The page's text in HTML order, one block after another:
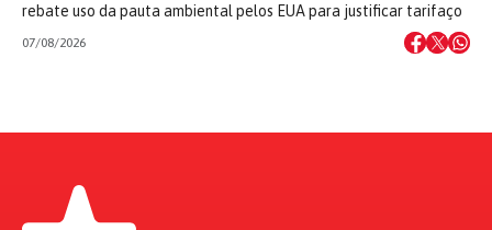
rebate uso da pauta ambiental pelos EUA para justificar tarifaço
07/08/2026